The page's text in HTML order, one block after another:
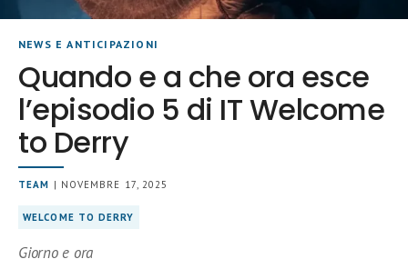
NEWS E ANTICIPAZIONI
Quando e a che ora esce
l’episodio 5 di IT Welcome
to Derry
TEAM | NOVEMBRE 17, 2025
WELCOME TO DERRY
Giorno e ora